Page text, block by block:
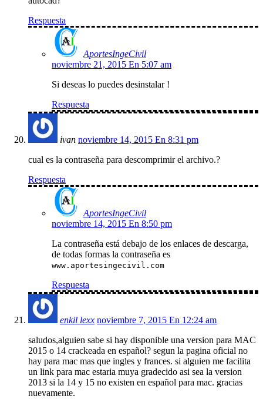
Respuesta
AportesIngeCivil
noviembre 21, 2015 En 5:07 am
Si deseas lo puedes desinstalar !
Respuesta
ivan noviembre 14, 2015 En 8:31 pm
cual es la contraseña para descomprimir el archivo.?
Respuesta
AportesIngeCivil
noviembre 14, 2015 En 8:50 pm
La contraseña está debajo de los enlaces de descarga,
de todas formas la contraseña es
www.aportesingecivil.com
Respuesta
enkil lexx noviembre 7, 2015 En 12:24 am
saludos,alguien sabe si hay disponible una version para MAC
2015 o 14 crackeada en español? segun la pagina oficial no
hay para mac mas que ingles y frances. si alguien me facilita
un link para mac estaria muya gradecido asi sea la version
2013 si la 14 y 15 no existen en español para mac. gracias
nuevamente.